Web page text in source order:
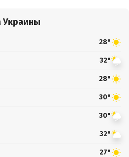
Украины
28°
32°
28°
30°
30°
32°
27°